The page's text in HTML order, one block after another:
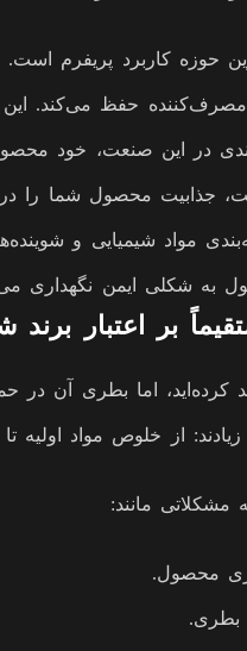
حوزه کاربرد پریفرم
حفظ می‌کند.
در این صنعت، خود
جذابیت محصول شما را
مواد شیمیایی و
به شکلی ایمن نگهداری
کرده‌اید، اما بطری
از خلوص مواد اولیه
مشکلاتی مانند:
محصول.
بطری.